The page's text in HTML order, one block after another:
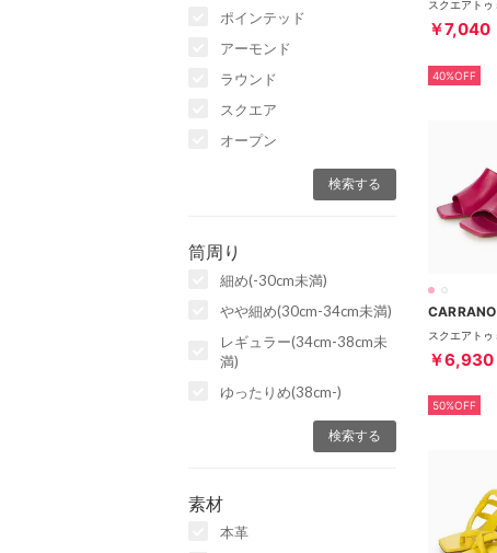
ポインテッド
アーモンド
ラウンド
スクエア
オープン
筒周り
細め(-30cm未満)
やや細め(30cm-34cm未満)
レギュラー(34cm-38cm未
満)
ゆったりめ(38cm-)
素材
本革
￥7,040
40%OFF
CARRANO
￥6,930
50%OFF